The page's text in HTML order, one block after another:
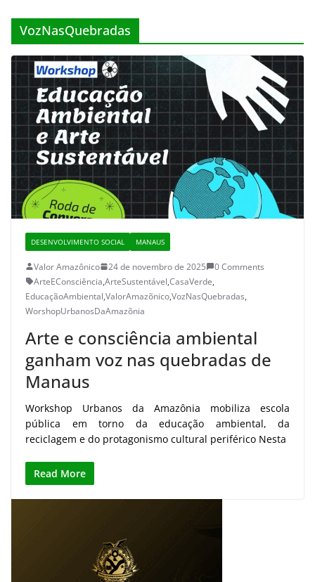
VozNasQuebradas
DESENVOLVIMENTO SOCIAL MANAUS
Valor Amazônico 24 de novembro de 2025
0 Comments
ArteEConsciência,ArteSustentável,CasaVerde,
EducaçãoAmbiental,ValorAmazõnico,VozNasQuebradas,
WorshopUrbanosDaAmazõnia
Arte e consciência ambiental
ganham voz nas quebradas de
Manaus
Workshop Urbanos da Amazônia mobiliza escola
pública em torno da educação ambiental, da
reciclagem e do protagonismo cultural periférico Nesta
Read More